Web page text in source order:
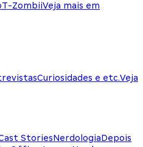
T-ZombiiVeja mais em
Curiosidades e etc.Veja
StoriesNerdologiaDepois